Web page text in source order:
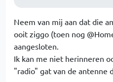
Neem van mij aan dat die
ooit ziggo (toen nog
aangesloten.
Ik kan me niet herinneren
"radio" gat van de antenne